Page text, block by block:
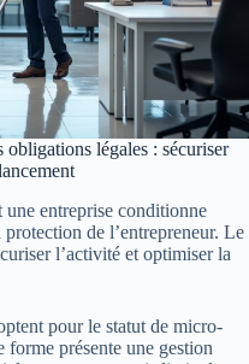
légales : sécuriser
entreprise conditionne
de l’entrepreneur. Le
l’activité et optimiser la
pour le statut de micro-
forme présente une gestion